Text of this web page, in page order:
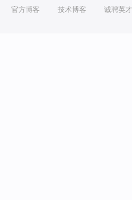
官方博客 技术博客 诚聘英才